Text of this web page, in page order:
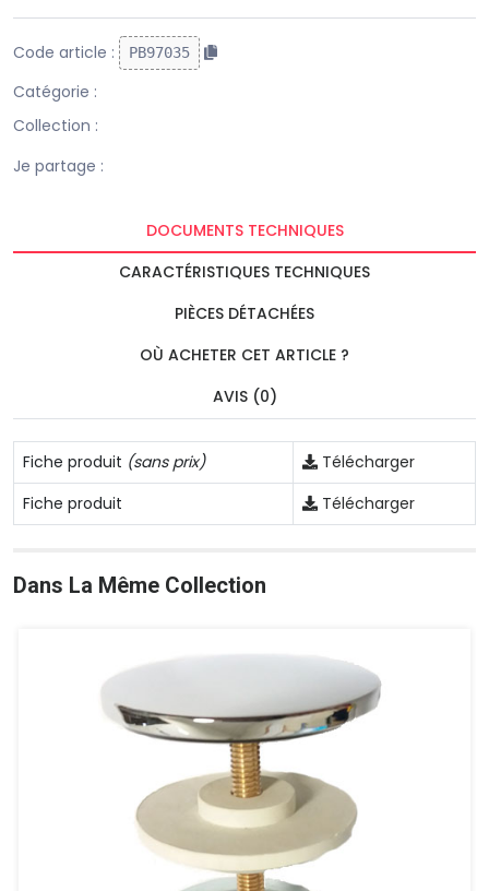
Code article : PB97035
Catégorie :
Collection :
Je partage :
DOCUMENTS TECHNIQUES
CARACTÉRISTIQUES TECHNIQUES
PIÈCES DÉTACHÉES
OÙ ACHETER CET ARTICLE ?
AVIS (0)
Fiche produit (sans prix)
Télécharger
Fiche produit
Télécharger
Dans La Même Collection